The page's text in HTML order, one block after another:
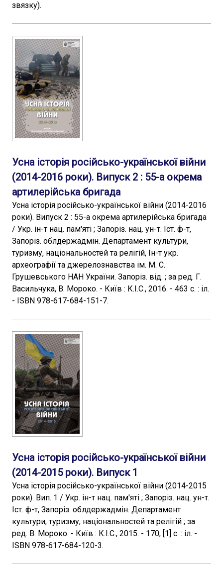
звязку).
Усна історія російсько-української війни
(2014-2016 роки). Випуск 2 : 55-а окрема
артилерійська бригада
Усна історія російсько-української війни (2014-2016
роки). Випуск 2 : 55-а окрема артилерійська бригада
/ Укр. ін-т нац. пам'яті ; Запоріз. нац. ун-т. Іст. ф-т,
Запоріз. облдержадмін. Департамент культури,
туризму, національностей та релігій, Ін-т укр.
археографії та джерелознавства ім. М. С.
Грушевського НАН України. Запоріз. від. ; за ред. Г.
Васильчука, В. Мороко. - Київ : К.І.С., 2016. - 463 с. : іл.
- ISBN 978-617-684-151-7.
Усна історія російсько-української війни
(2014-2015 роки). Випуск 1
Усна історія російсько-української війни (2014-2015
роки). Вип. 1 / Укр. ін-т нац. пам'яті ; Запоріз. нац. ун-т.
Іст. ф-т, Запоріз. облдержадмін. Департамент
культури, туризму, національностей та релігій ; за
ред. В. Мороко. - Київ : К.І.С., 2015. - 170, [1] с. : іл. -
ISBN 978-617-684-120-3.